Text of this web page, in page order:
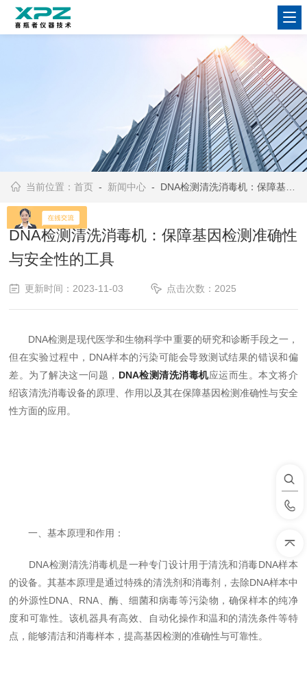
当前位置：首页 - 新闻中心 - DNA检测清洗消毒机：保障基因检测准确性与安全性的工具
DNA检测清洗消毒机：保障基因检测准确性
与安全性的工具
更新时间：2023-11-03 点击次数：2025
DNA检测是现代医学和生物科学中重要的研究和诊断手段之一，
但在实验过程中，DNA样本的污染可能会导致测试结果的错误和偏
差。为了解决这一问题， DNA检测清洗消毒机应运而生。本文将介
绍该清洗消毒设备的原理、作用以及其在保障基因检测准确性与安全
性方面的应用。
一、基本原理和作用：
DNA检测清洗消毒机是一种专门设计用于清洗和消毒DNA样本
的设备。其基本原理是通过特殊的清洗剂和消毒剂，去除DNA样本中
的外源性DNA、RNA、酶、细菌和病毒等污染物，确保样本的纯净
度和可靠性。该机器具有高效、自动化操作和温和的清洗条件等特
点，能够清洁和消毒样本，提高基因检测的准确性与可靠性。